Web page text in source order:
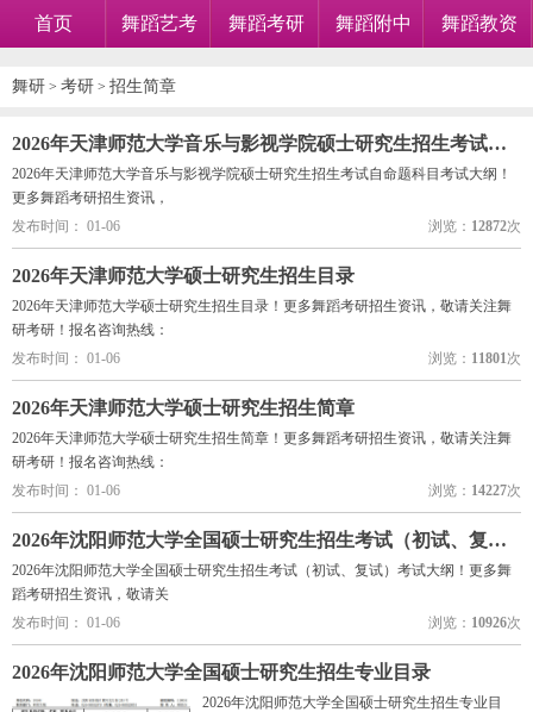
首页 舞蹈艺考 舞蹈考研 舞蹈附中 舞蹈教资
舞研 > 考研 > 招生简章
2026年天津师范大学音乐与影视学院硕士研究生招生考试自命题科目考试大纲
2026年天津师范大学音乐与影视学院硕士研究生招生考试自命题科目考试大纲！
更多舞蹈考研招生资讯，
发布时间： 01-06
浏览： 12872次
2026年天津师范大学硕士研究生招生目录
2026年天津师范大学硕士研究生招生目录！更多舞蹈考研招生资讯，敬请关注舞
研考研！报名咨询热线：
发布时间： 01-06
浏览： 11801次
2026年天津师范大学硕士研究生招生简章
2026年天津师范大学硕士研究生招生简章！更多舞蹈考研招生资讯，敬请关注舞
研考研！报名咨询热线：
发布时间： 01-06
浏览： 14227次
2026年沈阳师范大学全国硕士研究生招生考试（初试、复试）考试大纲
2026年沈阳师范大学全国硕士研究生招生考试（初试、复试）考试大纲！更多舞
蹈考研招生资讯，敬请关
发布时间： 01-06
浏览： 10926次
2026年沈阳师范大学全国硕士研究生招生专业目录
2026年沈阳师范大学全国硕士研究生招生专业目